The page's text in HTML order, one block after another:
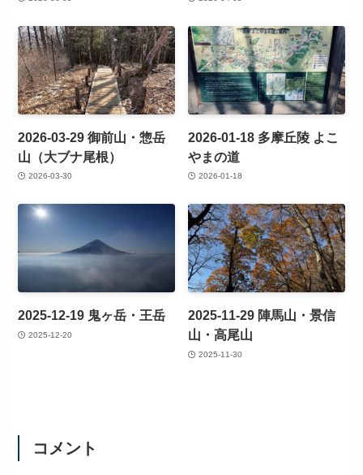
2026-03-29 御前山・惣岳
山（大ブナ尾根）
2026-03-30
2026-01-18 多摩丘陵 よこ
やまの道
2026-01-18
2025-12-19 鬼ヶ岳・王岳
2025-12-20
2025-11-29 陣馬山・景信
山・高尾山
2025-11-30
コメント